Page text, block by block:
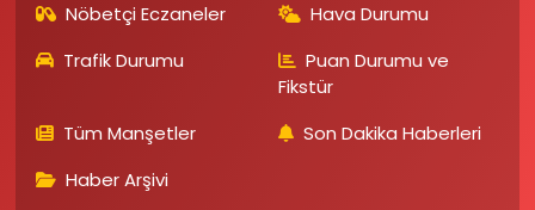
Nöbetçi Eczaneler
Hava Durumu
Trafik Durumu
Puan Durumu ve
Fikstür
Tüm Manşetler
Son Dakika Haberleri
Haber Arşivi